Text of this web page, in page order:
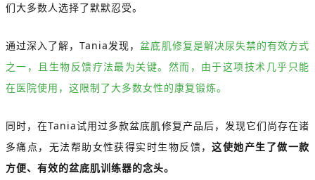
们大多数人选择了默默忍受。
通过深入了解，Tania发现，盆底肌修复是解决尿失禁的有效方式
之一，且生物反馈疗法最为关键。然而，由于这项技术几乎只能
在医院使用，这限制了大多数女性的康复锻炼。
同时，在Tania试用过多款盆底肌修复产品后，发现它们尚存在诸
多痛点，无法帮助女性获得实时生物反馈，这使她产生了做一款
方便、有效的盆底肌训练器的念头。